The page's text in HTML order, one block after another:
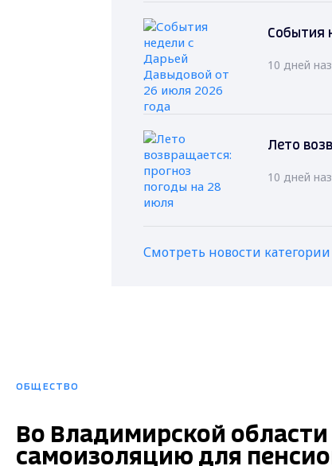
События
10 дней
Лето
10 дней
Смотреть новости
ОБЩЕСТВО
Во Владимирской
самоизоляцию для